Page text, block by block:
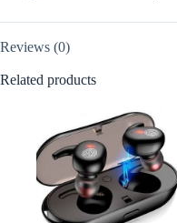
Reviews (0)
Related products